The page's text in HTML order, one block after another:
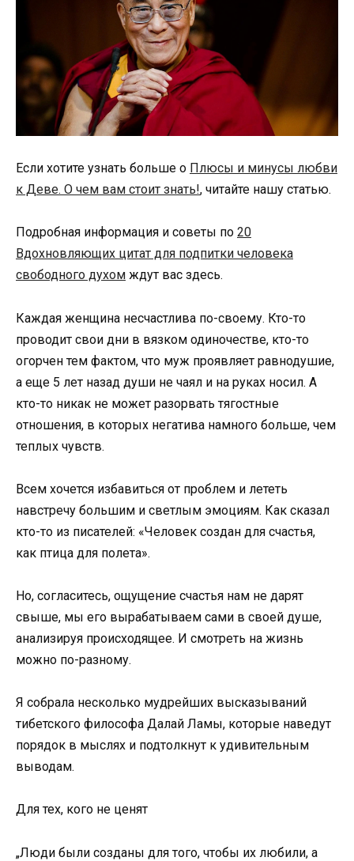
Если хотите узнать больше о Плюсы и минусы любви
к Деве. О чем вам стоит знать!, читайте нашу статью.
Подробная информация и советы по 20
Вдохновляющих цитат для подпитки человека
свободного духом ждут вас здесь.
Каждая женщина несчастлива по-своему. Кто-то
проводит свои дни в вязком одиночестве, кто-то
огорчен тем фактом, что муж проявляет равнодушие,
а еще 5 лет назад души не чаял и на руках носил. А
кто-то никак не может разорвать тягостные
отношения, в которых негатива намного больше, чем
теплых чувств.
Всем хочется избавиться от проблем и лететь
навстречу большим и светлым эмоциям. Как сказал
кто-то из писателей: «Человек создан для счастья,
как птица для полета».
Но, согласитесь, ощущение счастья нам не дарят
свыше, мы его вырабатываем сами в своей душе,
анализируя происходящее. И смотреть на жизнь
можно по-разному.
Я собрала несколько мудрейших высказываний
тибетского философа Далай Ламы, которые наведут
порядок в мыслях и подтолкнут к удивительным
выводам.
Для тех, кого не ценят
„Люди были созданы для того, чтобы их любили, а